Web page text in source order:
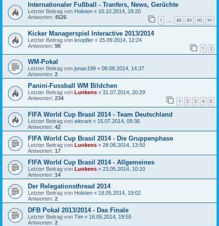
Internationaler Fußball - Tranfers, News, Gerüchte
Letzter Beitrag von Holsten « 10.10.2014, 19:20
Antworten: 4526 1 … 88 89 90 91
Kicker Managerspiel Interactive 2013/2014
Letzter Beitrag von knopfler « 25.09.2014, 12:24
Antworten: 98 1 2
WM-Pokal
Letzter Beitrag von jonas199 « 08.08.2014, 14:37
Antworten: 2
Panini-Fussball WM Bildchen
Letzter Beitrag von Lunkens « 31.07.2014, 20:29
Antworten: 234 1 2 3 4 5
FIFA World Cup Brasil 2014 - Team Deutschland
Letzter Beitrag von wlorant « 15.07.2014, 09:36
Antworten: 42
FIFA World Cup Brasil 2014 - Die Gruppenphase
Letzter Beitrag von Lunkens « 28.06.2014, 13:50
Antworten: 17
FIFA World Cup Brasil 2014 - Allgemeines
Letzter Beitrag von Lunkens « 23.05.2014, 10:10
Antworten: 14
Der Relegationsthread 2014
Letzter Beitrag von Holsten « 18.05.2014, 19:02
Antworten: 2
DFB Pokal 2013/2014 - Das Finale
Letzter Beitrag von Tim « 16.05.2014, 19:55
Antworten: 2